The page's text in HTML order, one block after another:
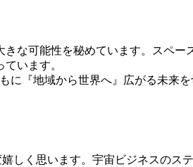
な可能性を秘めています。スペー
います。
『地域から世界へ』広がる未来
しく思います。宇宙ビジネスのス